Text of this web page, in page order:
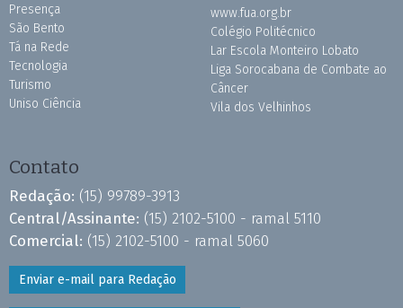
Presença
São Bento
Tá na Rede
Tecnologia
Turismo
Uniso Ciência
www.fua.org.br
Colégio Politécnico
Lar Escola Monteiro Lobato
Liga Sorocabana de Combate ao
Câncer
Vila dos Velhinhos
Contato
Redação: (15) 99789-3913
Central/Assinante: (15) 2102-5100 - ramal 5110
Comercial: (15) 2102-5100 - ramal 5060
Enviar e-mail para Redação